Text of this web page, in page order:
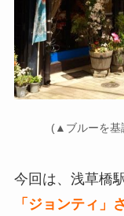
(▲ブルーを基
今回は、浅草橋
「ジョンティ」